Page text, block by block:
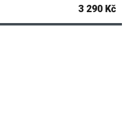
3 290 Kč